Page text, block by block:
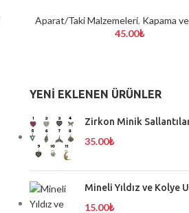
Aparat/Taki Malzemeleri, Kapama
45.00₺
YENI EKLENEN ÜRÜNLER
Zirkon Minik
35.00₺
Mineli Yıldız ve Kolye
15.00₺